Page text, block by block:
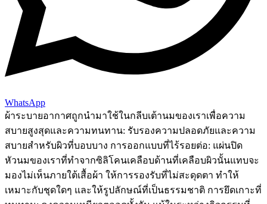
WhatsApp
ผ้าระบายอากาศถูกนำมาใช้ในกลีบเต้านมของเราเพื่อความ
สบายสูงสุดและความทนทาน: รับรองความปลอดภัยและความ
สบายสำหรับผิวที่บอบบาง การออกแบบที่ไร้รอยต่อ: แผ่นปิด
หัวนมของเราที่ทำจากซิลิโคนเคลือบด้านที่เคลือบผิวนั้นแทบจะ
มองไม่เห็นภายใต้เสื้อผ้า ให้การรองรับที่ไม่สะดุดตา ทำให้
เหมาะกับชุดใดๆ และให้รูปลักษณ์ที่เป็นธรรมชาติ การยึดเกาะที่